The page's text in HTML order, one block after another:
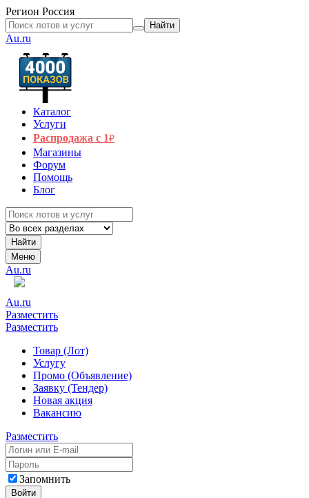
Регион Россия
Найти
Au.ru
Каталог
Услуги
Распродажа с 1₽
Магазины
Форум
Помощь
Блог
Найти
Меню
Au.ru
Au.ru
Разместить
Разместить
Товар (Лот)
Услугу
Промо (Объявление)
Заявку (Тендер)
Новая акция
Вакансию
Разместить
Запомнить
Войти